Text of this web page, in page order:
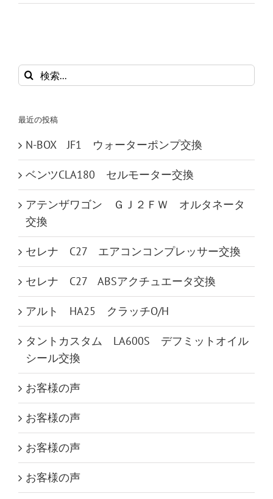
検
索
最近の投稿
N-BOX JF1 ウォーターポンプ交換
ベンツCLA180 セルモーター交換
アテンザワゴン ＧＪ２ＦＷ オルタネータ
交換
セレナ C27 エアコンコンプレッサー交換
セレナ C27 ABSアクチュエータ交換
アルト HA25 クラッチO/H
タントカスタム LA600S デフミットオイル
シール交換
お客様の声
お客様の声
お客様の声
お客様の声